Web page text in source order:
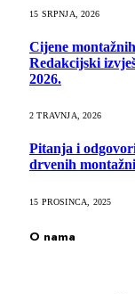
15 SRPNJA, 2026
Cijene
Redakcijski
2026.
2 TRAVNJA, 2026
Pitanja i
drvenih
15 PROSINCA, 2025
O nama